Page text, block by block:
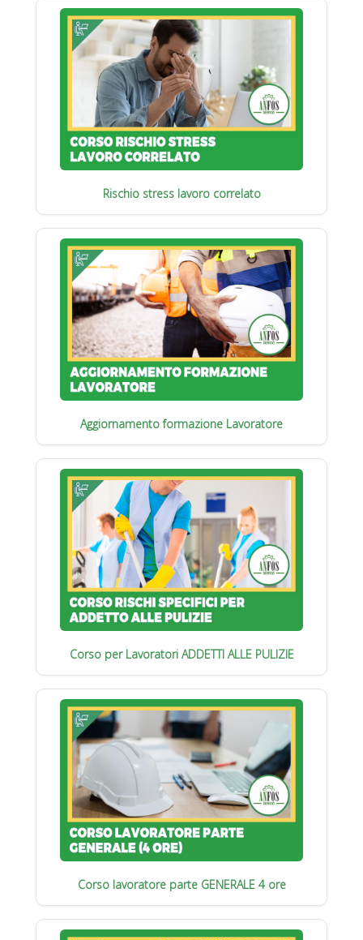
Rischio stress lavoro correlato
Aggiornamento formazione Lavoratore
Corso per Lavoratori ADDETTI ALLE PULIZIE
Corso lavoratore parte GENERALE 4 ore